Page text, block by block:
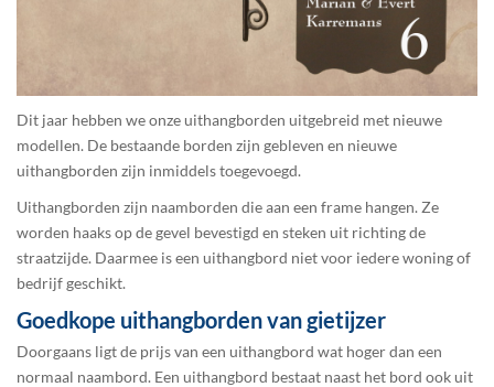
Dit jaar hebben we onze uithangborden uitgebreid met nieuwe
modellen. De bestaande borden zijn gebleven en nieuwe
uithangborden zijn inmiddels toegevoegd.
Uithangborden zijn naamborden die aan een frame hangen. Ze
worden haaks op de gevel bevestigd en steken uit richting de
straatzijde. Daarmee is een uithangbord niet voor iedere woning of
bedrijf geschikt.
Goedkope uithangborden van gietijzer
Doorgaans ligt de prijs van een uithangbord wat hoger dan een
normaal naambord. Een uithangbord bestaat naast het bord ook uit